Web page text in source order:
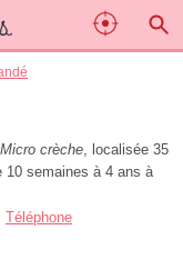
Micro crèche, localisée 35
10 semaines à 4 ans à
Téléphone